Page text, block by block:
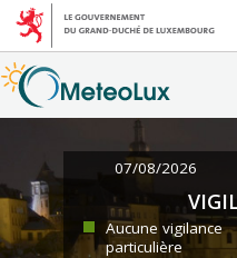
07/08/2026
Aucune vigilance
particulière